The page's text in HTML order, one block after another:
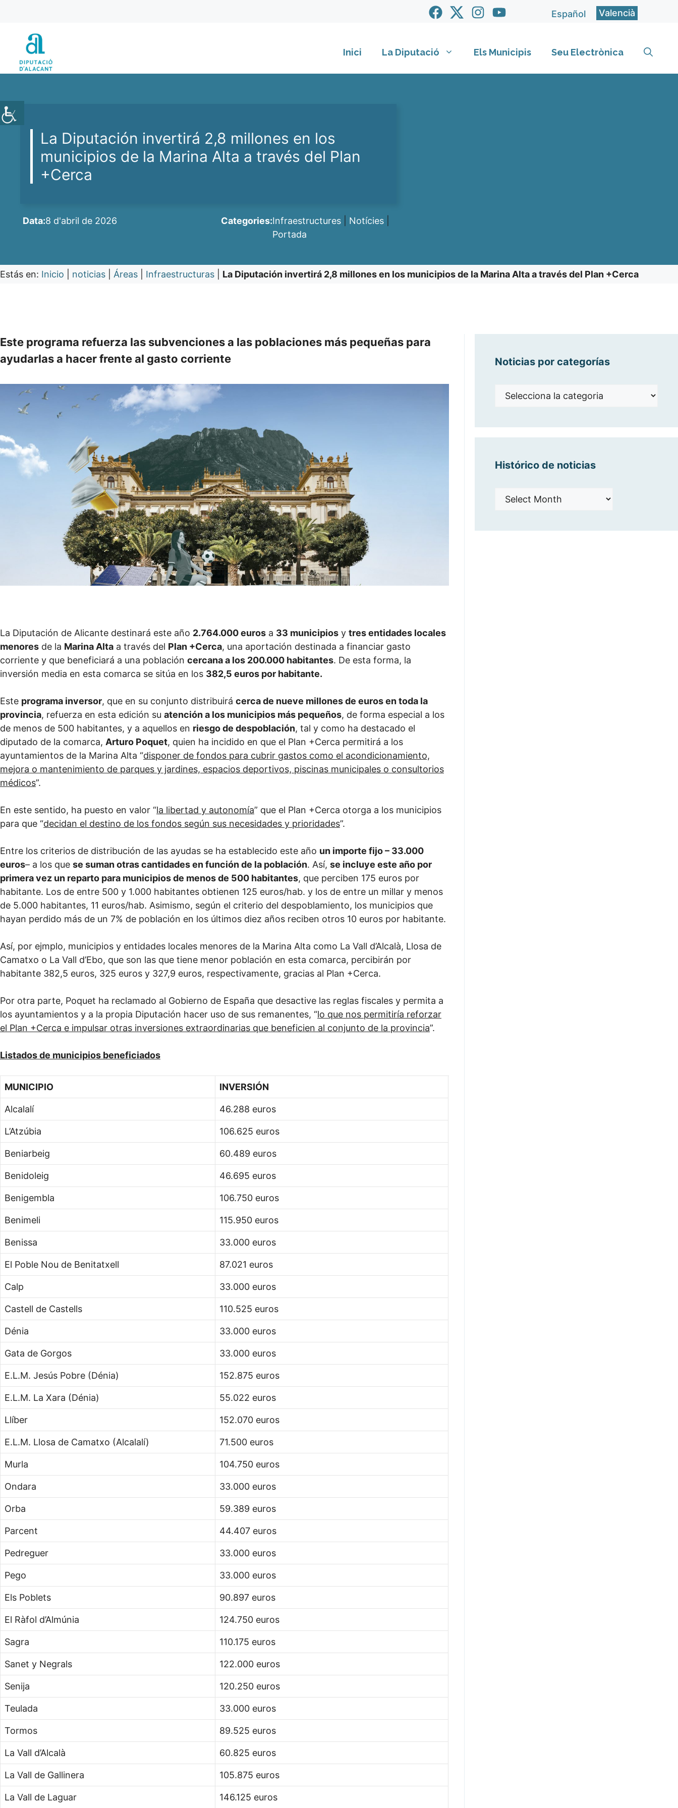
contingut
Español Valencià
Inici La Diputació Els Municipis Seu Electrònica
La Diputación invertirá 2,8 millones en los
municipios de la Marina Alta a través del Plan
+Cerca
Data:8 d'abril de 2026 Categories:Infraestructures Notícies
Portada
Estás en: Inicio noticias Áreas Infraestructuras La Diputación invertirá 2,8 millones en los municipios de la Marina Alta a través del Plan +Cerca
Este programa refuerza las subvenciones a las poblaciones más pequeñas para
ayudarlas a hacer frente al gasto corriente
La Diputación de Alicante destinará este año 2.764.000 euros a 33 municipios y tres entidades locales
menores de la Marina Alta a través del Plan +Cerca, una aportación destinada a financiar gasto
corriente y que beneficiará a una población cercana a los 200.000 habitantes. De esta forma, la
inversión media en esta comarca se sitúa en los 382,5 euros por habitante.
Este programa inversor, que en su conjunto distribuirá cerca de nueve millones de euros en toda la
provincia, refuerza en esta edición su atención a los municipios más pequeños, de forma especial a los
de menos de 500 habitantes, y a aquellos en riesgo de despoblación, tal y como ha destacado el
diputado de la comarca, Arturo Poquet, quien ha incidido en que el Plan +Cerca permitirá a los
ayuntamientos de la Marina Alta “disponer de fondos para cubrir gastos como el acondicionamiento,
mejora o mantenimiento de parques y jardines, espacios deportivos, piscinas municipales o consultorios
médicos”.
En este sentido, ha puesto en valor “la libertad y autonomía” que el Plan +Cerca otorga a los municipios
para que “decidan el destino de los fondos según sus necesidades y prioridades”.
Entre los criterios de distribución de las ayudas se ha establecido este año un importe fijo – 33.000
euros– a los que se suman otras cantidades en función de la población. Así, se incluye este año por
primera vez un reparto para municipios de menos de 500 habitantes, que perciben 175 euros por
habitante. Los de entre 500 y 1.000 habitantes obtienen 125 euros/hab. y los de entre un millar y menos
de 5.000 habitantes, 11 euros/hab. Asimismo, según el criterio del despoblamiento, los municipios que
hayan perdido más de un 7% de población en los últimos diez años reciben otros 10 euros por habitante.
Así, por ejmplo, municipios y entidades locales menores de la Marina Alta como La Vall d’Alcalà, Llosa de
Camatxo o La Vall d’Ebo, que son las que tiene menor población en esta comarca, percibirán por
habitante 382,5 euros, 325 euros y 327,9 euros, respectivamente, gracias al Plan +Cerca.
Por otra parte, Poquet ha reclamado al Gobierno de España que desactive las reglas fiscales y permita a
los ayuntamientos y a la propia Diputación hacer uso de sus remanentes, “lo que nos permitiría reforzar
el Plan +Cerca e impulsar otras inversiones extraordinarias que beneficien al conjunto de la provincia”.
Listados de municipios beneficiados
MUNICIPIO INVERSIÓN
Alcalalí 46.288 euros
L’Atzúbia 106.625 euros
Beniarbeig 60.489 euros
Benidoleig 46.695 euros
Benigembla 106.750 euros
Benimeli 115.950 euros
Benissa 33.000 euros
El Poble Nou de Benitatxell 87.021 euros
Calp 33.000 euros
Castell de Castells 110.525 euros
Dénia 33.000 euros
Gata de Gorgos 33.000 euros
E.L.M. Jesús Pobre (Dénia) 152.875 euros
E.L.M. La Xara (Dénia) 55.022 euros
Llíber 152.070 euros
E.L.M. Llosa de Camatxo (Alcalalí) 71.500 euros
Murla 104.750 euros
Ondara 33.000 euros
Orba 59.389 euros
Parcent 44.407 euros
Pedreguer 33.000 euros
Pego 33.000 euros
Els Poblets 90.897 euros
El Ràfol d’Almúnia 124.750 euros
Sagra 110.175 euros
Sanet y Negrals 122.000 euros
Senija 120.250 euros
Teulada 33.000 euros
Tormos 89.525 euros
La Vall d’Alcalà 60.825 euros
La Vall de Gallinera 105.875 euros
La Vall de Laguar 146.125 euros
Noticias por categorías
Noticias
Histórico de noticias
Histórico